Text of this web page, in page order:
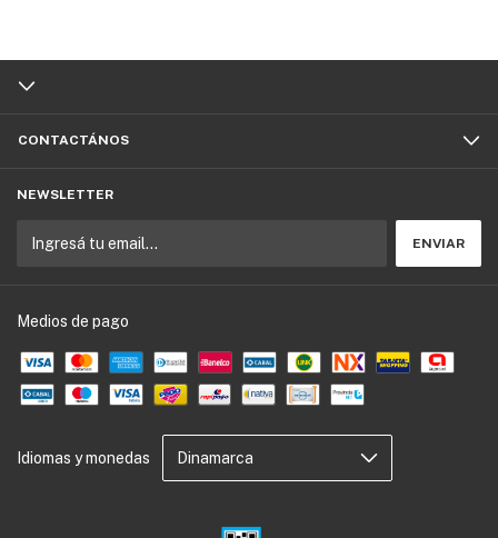
CONTACTÁNOS
NEWSLETTER
Medios de pago
Idiomas y monedas